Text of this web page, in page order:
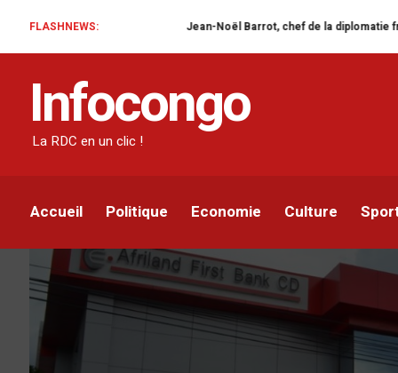
FLASHNEWS: Jean-Noël Barrot, chef de la diplomatie française en
Infocongo
La RDC en un clic !
Accueil Politique Economie Culture
RDC/Finances :
rejoindre BIAC dans la